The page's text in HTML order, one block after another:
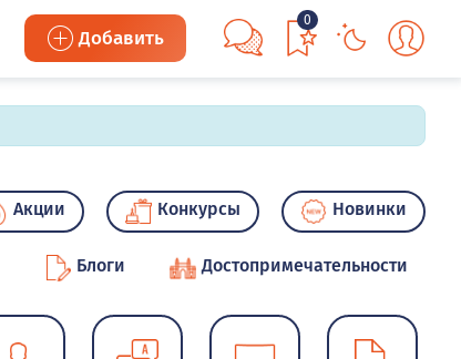
Добавить
0
Акции Конкурсы Новинки
Блоги Достопримечательности